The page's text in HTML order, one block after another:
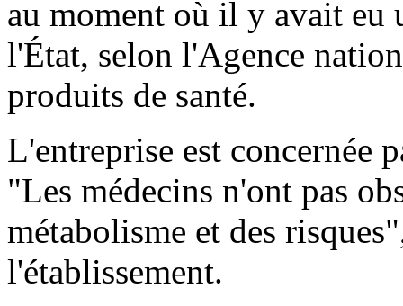
au moment où il y avait eu
l'État, selon l'Agence
produits de santé.
L'entreprise est concernée
"Les médecins n'ont pas
métabolisme et des
l'établissement.